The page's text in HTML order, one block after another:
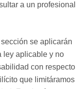
a un profesional
se aplicarán
ley aplicable y no
con respecto
que limitáramos